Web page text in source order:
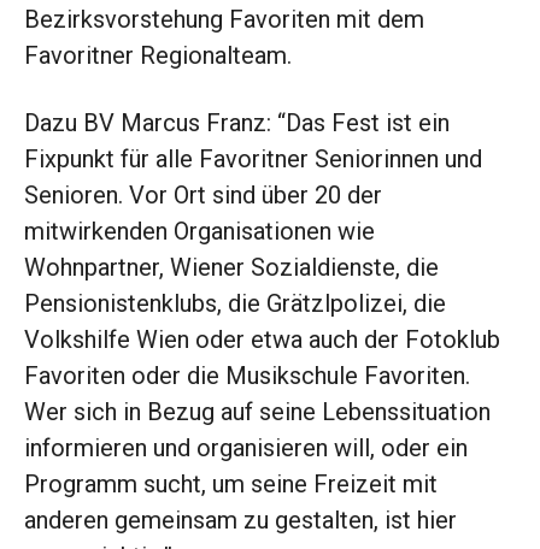
Bezirksvorstehung Favoriten mit dem
Favoritner Regionalteam.
Dazu BV Marcus Franz: “Das Fest ist ein
Fixpunkt für alle Favoritner Seniorinnen und
Senioren. Vor Ort sind über 20 der
mitwirkenden Organisationen wie
Wohnpartner, Wiener Sozialdienste, die
Pensionistenklubs, die Grätzlpolizei, die
Volkshilfe Wien oder etwa auch der Fotoklub
Favoriten oder die Musikschule Favoriten.
Wer sich in Bezug auf seine Lebenssituation
informieren und organisieren will, oder ein
Programm sucht, um seine Freizeit mit
anderen gemeinsam zu gestalten, ist hier